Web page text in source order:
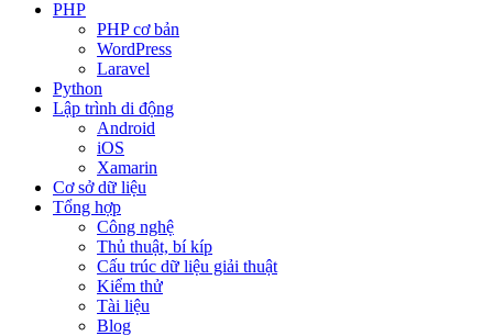
PHP
PHP cơ bản
WordPress
Laravel
Python
Lập trình di động
Android
iOS
Xamarin
Cơ sở dữ liệu
Tổng hợp
Công nghệ
Thủ thuật, bí kíp
Cấu trúc dữ liệu giải thuật
Kiểm thử
Tài liệu
Blog